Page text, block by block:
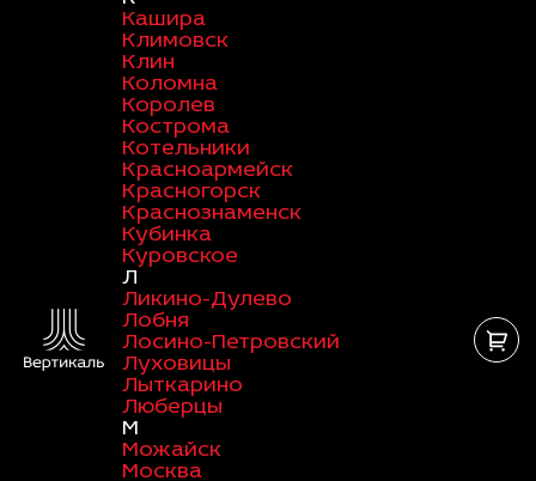
Кашира
Климовск
Клин
Коломна
Королев
Кострома
Котельники
Красноармейск
Красногорск
Краснознаменск
Кубинка
Куровское
Л
Ликино-Дулево
Лобня
Лосино-Петровский
Луховицы
Лыткарино
Люберцы
М
Можайск
Москва